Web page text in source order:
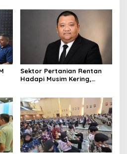
Sektor Pertanian Rentan
Hadapi Musim Kering,